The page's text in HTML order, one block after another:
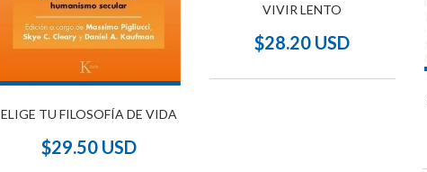
ELIGE TU FILOSOFÍA DE VIDA
$29.50 USD
VIVIR LENTO
$28.20 USD